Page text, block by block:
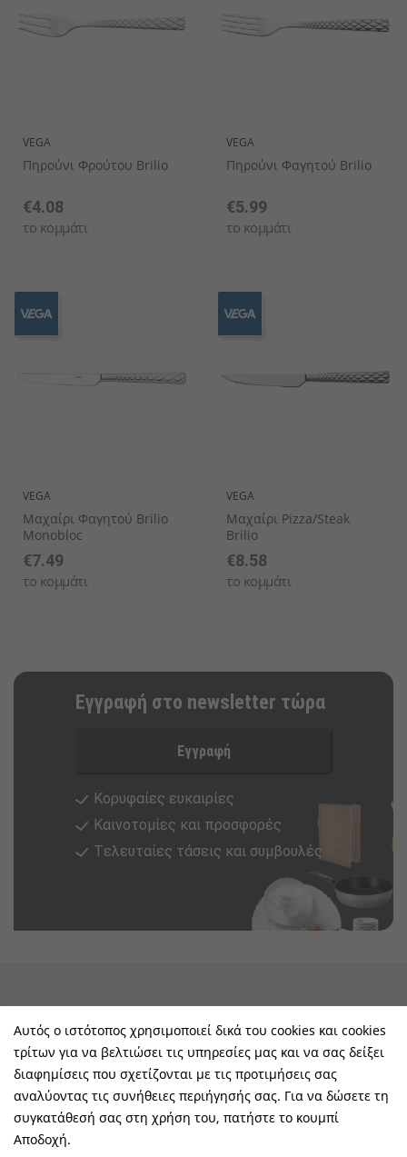
VEGA
Πηρούνι Φρούτου Brilio
€4.08
το κομμάτι
VEGA
Πηρούνι Φαγητού Brilio
€5.99
το κομμάτι
VEGA
Μαχαίρι Φαγητού Brilio
Monobloc
€7.49
το κομμάτι
VEGA
Μαχαίρι Pizza/Steak
Brilio
€8.58
το κομμάτι
Εγγραφή στο newsletter τώρα
Εγγραφή
Κορυφαίες ευκαιρίες
Καινοτομίες και προσφορές
Tελευταίες τάσεις και συμβουλές
keyboard_arrow_down
E-Shop keyboard_arrow_down
Τα Οφέλη Σας Μαζί Μας keyboard_arrow_down
Ακολουθήστε Μας
Αυτός ο ιστότοπος χρησιμοποιεί δικά του cookies και cookies
τρίτων για να βελτιώσει τις υπηρεσίες μας και να σας δείξει
διαφημίσεις που σχετίζονται με τις προτιμήσεις σας
αναλύοντας τις συνήθειες περιήγησής σας. Για να δώσετε τη
συγκατάθεσή σας στη χρήση του, πατήστε το κουμπί
Αποδοχή.